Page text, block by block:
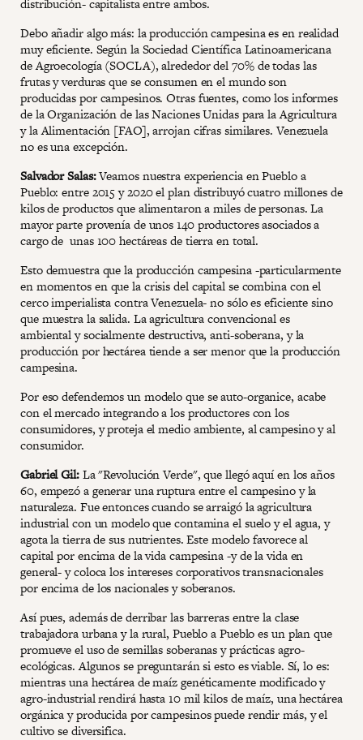
distribución- capitalista entre ambos.
Debo añadir algo más: la producción campesina es en realidad
muy eficiente. Según la Sociedad Científica Latinoamericana
de Agroecología (SOCLA), alrededor del 70% de todas las
frutas y verduras que se consumen en el mundo son
producidas por campesinos. Otras fuentes, como los informes
de la Organización de las Naciones Unidas para la Agricultura
y la Alimentación [FAO], arrojan cifras similares. Venezuela
no es una excepción.
Salvador Salas:Veamos nuestra experiencia en Pueblo a
Pueblo: entre 2015 y 2020 el plan distribuyó cuatro millones de
kilos de productos que alimentaron a miles de personas. La
mayor parte provenía de unos 140 productores asociados a
cargo de unas 100 hectáreas de tierra en total.
Esto demuestra que la producción campesina -particularmente
en momentos en que la crisis del capital se combina con el
cerco imperialista contra Venezuela- no sólo es eficiente sino
que muestra la salida. La agricultura convencional es
ambiental y socialmente destructiva, anti-soberana, y la
producción por hectárea tiende a ser menor que la producción
campesina.
Por eso defendemos un modelo que se auto-organice, acabe
con el mercado integrando a los productores con los
consumidores, y proteja el medio ambiente, al campesino y al
consumidor.
Gabriel Gil:La "Revolución Verde", que llegó aquí en los años
60, empezó a generar una ruptura entre el campesino y la
naturaleza. Fue entonces cuando se arraigó la agricultura
industrial con un modelo que contamina el suelo y el agua, y
agota la tierra de sus nutrientes. Este modelo favorece al
capital por encima de la vida campesina -y de la vida en
general- y coloca los intereses corporativos transnacionales
por encima de los nacionales y soberanos.
Así pues, además de derribar las barreras entre la clase
trabajadora urbana y la rural, Pueblo a Pueblo es un plan que
promueve el uso de semillas soberanas y prácticas agro-
ecológicas. Algunos se preguntarán si esto es viable. Sí, lo es:
mientras una hectárea de maíz genéticamente modificado y
agro-industrial rendirá hasta 10 mil kilos de maíz, una hectárea
orgánica y producida por campesinos puede rendir más, y el
cultivo se diversifica.